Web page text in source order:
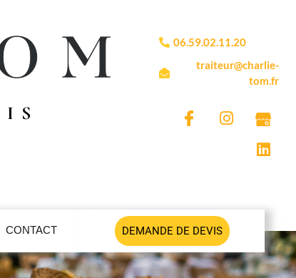
06.59.02.11.20
traiteur@charlie-
tom.fr
CONTACT DEMANDE DE DEVIS